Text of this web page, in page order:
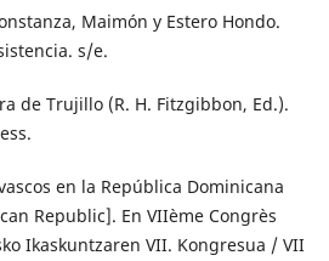
Maimón y Estero Hondo.
s/e.
de Trujillo (R. H. Fitzgibbon, Ed.).
en la República Dominicana
Republic]. En VIIème Congrès
Ikaskuntzaren VII. Kongresua / VII